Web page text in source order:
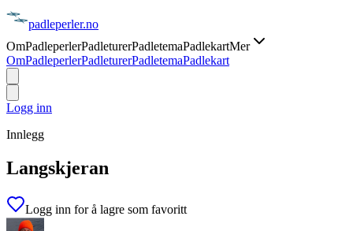
padleperler.no
OmPadleperlerPadleturerPadletemaPadlekartMer
OmPadleperlerPadleturerPadletemaPadlekart
Logg inn
Innlegg
Langskjeran
Logg inn for å lagre som favoritt